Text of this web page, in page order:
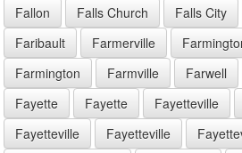
Fallon Falls Church Falls City
Faribault
Farmerville
Farmington
Farmville Farwell
Fayette
Fayette Fayetteville
Fayetteville
Fayetteville